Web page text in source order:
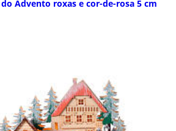
Advento roxas e cor-de-rosa 5 cm